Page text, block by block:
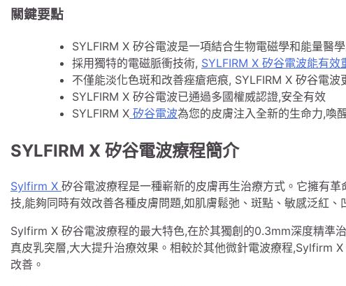
關鍵要點
SYLFIRM X 矽谷電波是一項結合生物電磁學和能量醫
採用獨特的電磁脈衝技術, SYLFIRM X 矽谷電波能有
不僅能淡化色斑和改善痤瘡疤痕, SYLFIRM X 矽谷電波
SYLFIRM X 矽谷電波已通過多國權威認證,安全有效
SYLFIRM X 矽谷電波為您的皮膚注入全新的生命力,喚
SYLFIRM X 矽谷電波療程簡介
Sylfirm X 矽谷電波療程是一種嶄新的皮膚再生治療方式。它擁有
技,能夠同時有效改善各種皮膚問題,如肌膚鬆弛、斑點、敏感泛紅、
Sylfirm X 矽谷電波療程的最大特色,在於其獨創的0.3mm深度精準
真皮乳突層,大大提升治療效果。相較於其他微針電波療程,Sylfirm
改善。